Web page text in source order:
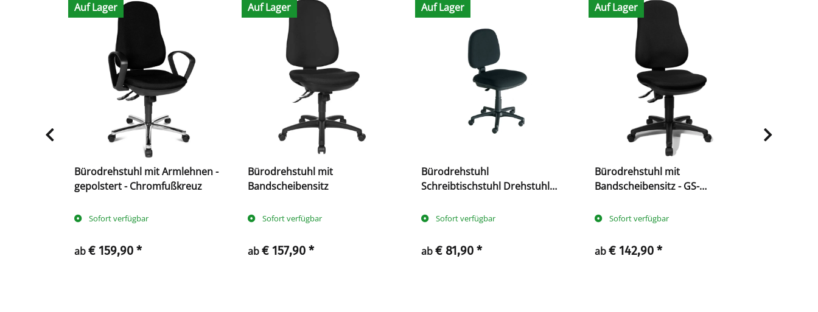
Auf Lager
Bürodrehstuhl mit Armlehnen -
gepolstert - Chromfußkreuz
Sofort verfügbar
ab€ 159,90 *
Auf Lager
Bürodrehstuhl mit
Bandscheibensitz
Sofort verfügbar
ab€ 157,90 *
Auf Lager
Bürodrehstuhl
Schreibtischstuhl Drehstuhl
x 450 mm
Sofort verfügbar
ab€ 81,90 *
Auf Lager
Bürodrehstuhl mit
Bandscheibensitz - GS-
Sofort verfügbar
ab€ 142,90 *